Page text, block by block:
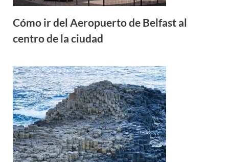
Cómo ir del Aeropuerto de Belfast al
centro de la ciudad